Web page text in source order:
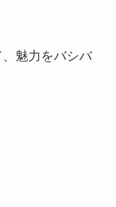
魅力をバシバ